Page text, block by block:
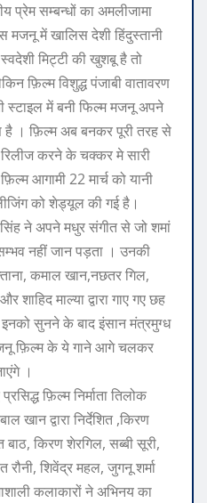
प्रेम सम्बन्धों का अमलीजामा
में खालिस देशी हिंदुस्तानी
मिट्टी की खुशबू है तो
फ़िल्म विशुद्ध पंजाबी वातावरण
में बनी फिल्म मजनू अपने
है । फ़िल्म अब बनकर पूरी तरह से
करने के चक्कर मे सारी
आगामी 22 मार्च को यानी
को शेड्यूल की गई है।
ने अपने मधुर संगीत से जो शमां
नहीं जान पड़ता । उनकी
कमाल खान,नछतर गिल,
शाहिद माल्या द्वारा गाए गए छह
सुनने के बाद इंसान मंत्रमुग्ध
फ़िल्म के ये गाने आगे चलकर
।
फ़िल्म निर्माता तिलोक
खान द्वारा निर्देशित ,किरण
किरण शेरगिल, सब्बी सूरी,
रौनी, शिवेंद्र महल, जुगनू शर्मा
कलाकारों ने अभिनय का